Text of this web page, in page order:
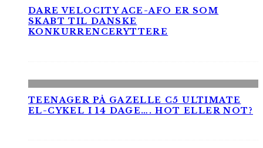
DARE VELOCITY ACE-AFO ER SOM
SKABT TIL DANSKE
KONKURRENCERYTTERE
TEENAGER PÅ GAZELLE C5 ULTIMATE
EL-CYKEL I 14 DAGE…. HOT ELLER NOT?